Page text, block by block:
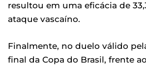
resultou em uma eficácia de
ataque vascaíno.
Finalmente, no duelo válido
final da Copa do Brasil, frente